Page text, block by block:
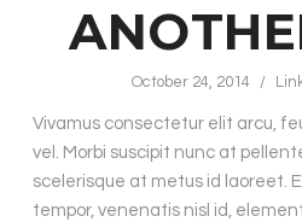
October 24, 2014 /
Vivamus consectetur elit arcu,
vel. Morbi suscipit nunc at
scelerisque at metus id laoreet.
tempor, venenatis nisl id,